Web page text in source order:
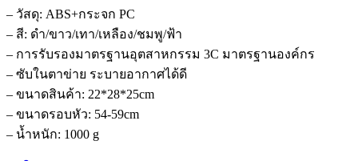
– วัสดุ: ABS+กระจก PC
– สี: ดำ/ขาว/เทา/เหลือง/ชมพู/ฟ้า
– การรับรองมาตรฐานอุตสาหกรรม 3C มาตรฐานองค์กร
– ซับในตาข่าย ระบายอากาศได้ดี
– ขนาดสินค้า: 22*28*25cm
– ขนาดรอบหัว: 54-59cm
– น้ำหนัก: 1000 g